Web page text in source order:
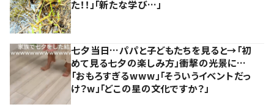
た！！」「新たな学び…」
七夕当日…パパと子どもたちを見ると→「初
めて見る七夕の楽しみ方」衝撃の光景に…
「おもろすぎるwww」「そういうイベントだっ
け？w」「どこの星の文化ですか？」